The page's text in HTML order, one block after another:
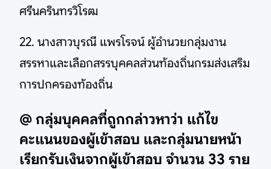
ศรีนครินทรวิโรฒ
22. นางสาวบุรณี แพรโรจน์ ผู้อำนวยกลุ่มงาน
สรรหาและเลือกสรรบุคคลส่วนท้องถิ่นกรมส่งเสริม
การปกครองท้องถิ่น
@ กลุ่มบุคคลที่ถูกกล่าวหาว่า แก้ไข
คะแนนของผู้เข้าสอบ และกลุ่มนายหน้า
เรียกรับเงินจากผู้เข้าสอบ จำนวน 33 ราย